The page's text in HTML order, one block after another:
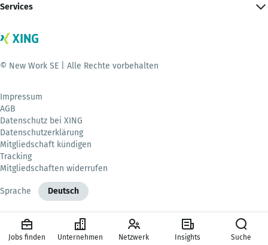
Services
© New Work SE | Alle Rechte vorbehalten
Impressum
AGB
Datenschutz bei XING
Datenschutzerklärung
Mitgliedschaft kündigen
Tracking
Mitgliedschaften widerrufen
Sprache Deutsch
Jobs finden Unternehmen Netzwerk Insights Suche